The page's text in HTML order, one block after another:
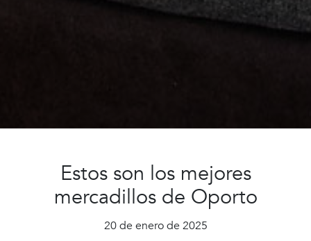
Estos son los mejores
mercadillos de Oporto
20 de enero de 2025